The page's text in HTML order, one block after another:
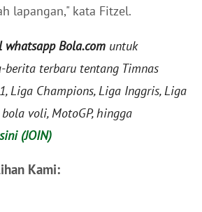
lapangan," kata Fitzel.
whatsapp Bola.com untuk
berita terbaru tentang Timnas
Liga Champions, Liga Inggris, Liga
voli, MotoGP, hingga
(JOIN)
Kami: